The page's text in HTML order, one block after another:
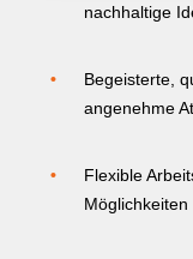
nachhaltige
Begeisterte,
angenehme
Flexible
Möglichkeiten